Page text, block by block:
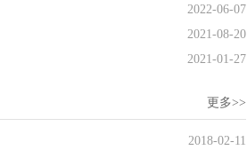
2022-06-07
2021-08-20
2021-01-27
更多>>
2018-02-11